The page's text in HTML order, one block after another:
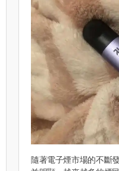
隨著電子煙市場的不斷